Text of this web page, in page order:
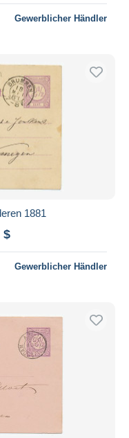
Gewerblicher Händler
1881
$
Gewerblicher Händler